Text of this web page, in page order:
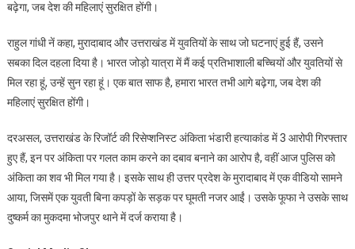
बढ़ेगा, जब देश की महिलाएं सुरक्षित होंगी।
राहुल गांधी नें कहा, मुरादाबाद और उत्तराखंड में युवतियों के साथ जो घटनाएं हुई हैं, उसने
सबका दिल दहला दिया है। भारत जोड़ो यात्रा में मैं कई प्रतिभाशाली बच्चियों और युवतियों से
मिल रहा हूं, उन्हें सुन रहा हूं। एक बात साफ है, हमारा भारत तभी आगे बढ़ेगा, जब देश की
महिलाएं सुरक्षित होंगी।
दरअसल, उत्तराखंड के रिजॉर्ट की रिसेप्शनिस्ट अंकिता भंडारी हत्याकांड में 3 आरोपी गिरफ्तार
हुए हैं, इन पर अंकिता पर गलत काम करने का दबाव बनाने का आरोप है, वहीं आज पुलिस को
अंकिता का शव भी मिल गया है। इसके साथ ही उत्तर प्रदेश के मुरादाबाद में एक वीडियो सामने
आया, जिसमें एक युवती बिना कपड़ों के सड़क पर घूमती नजर आईं। उसके फूफा ने उसके साथ
दुष्कर्म का मुकदमा भोजपुर थाने में दर्ज कराया है।